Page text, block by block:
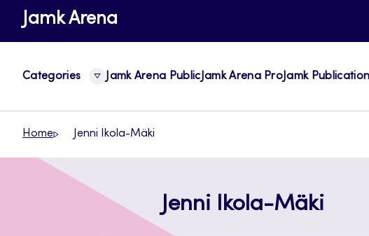
SkipJamk Arena
Categories Jamk Arena PublicJamk Arena Pro Jamk
Home Jenni Ikola-Mäki
Jenni Ikola-Mäki